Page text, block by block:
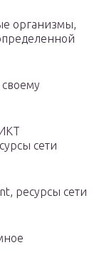
организмы,
сети
ресурсы сети